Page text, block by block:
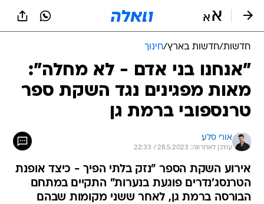
חדשות/חדשות בארץ/חינוך
"אנחנו בני אדם - לא מחלה":
מאות מפגינים נגד השקת ספר
טרנספובי ברמת גן
אורי סלע
עודכן לאחרונה: 28.5.2023 / 22:33
אירוע השקת הספר "נזק בלתי הפיך - כיצד אופנת
הטרנסג'נדרים פוגעת בנערות" התקיים במתחם
הבורסה ברמת גן, לאחר ששני מקומות שבהם